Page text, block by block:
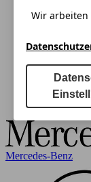
Mercedes-Benz
Wir arbeiten